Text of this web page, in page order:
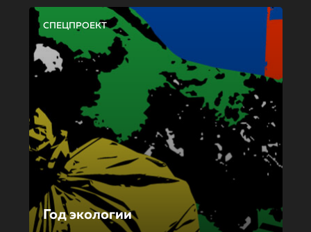
СПЕЦПРОЕКТ
Год экологии